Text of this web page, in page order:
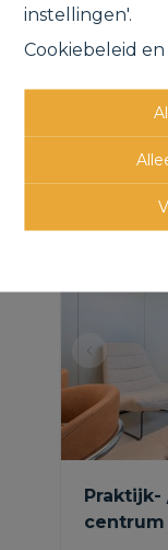
instellingen'.
Cookiebeleid en
Andere
panden
centrum